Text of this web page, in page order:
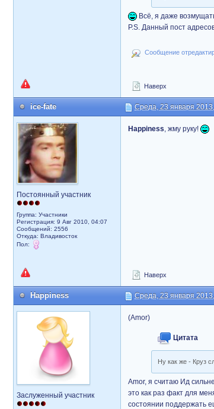
Всё, я даже
P.S. Данный пост
Сообщение
Наверх
ice-fate Среда, 23 января
Постоянный участник
Группа: Участники
Регистрация: 9 Авг 2010, 04:07
Сообщений: 2556
Откуда: Владивосток
Пол:
Happiness, жму руку!
Наверх
Happiness Среда, 23 января
Заслуженный участник
(Amor)
Цитата
Ну как же - Круз
Amor, я считаю Ид
это как раз факт для
состоянии поддержать